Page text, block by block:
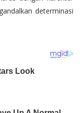
determinasi